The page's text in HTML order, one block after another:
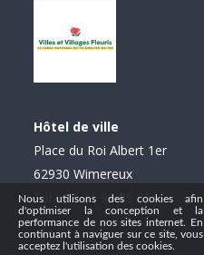
Hôtel de ville
Place du Roi Albert 1er
62930 Wimereux
Tél. : 03 21 99 85 85
Nous utilisons des cookies afin
d'optimiser la conception et la
performance de nos sites internet. En
continuant à naviguer sur ce site, vous
acceptez l'utilisation des cookies.